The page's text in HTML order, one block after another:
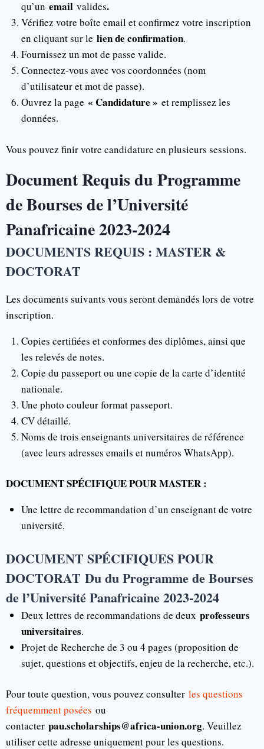
qu’un email valides.
Vérifiez votre boîte email et confirmez votre inscription
en cliquant sur le lien de confirmation.
Fournissez un mot de passe valide.
Connectez-vous avec vos coordonnées (nom
d’utilisateur et mot de passe).
Ouvrez la page « Candidature » et remplissez les
données.
Vous pouvez finir votre candidature en plusieurs sessions.
Document Requis du Programme
de Bourses de l’Université
Panafricaine 2023-2024
DOCUMENTS REQUIS : MASTER &
DOCTORAT
Les documents suivants vous seront demandés lors de votre
inscription.
Copies certifiées et conformes des diplômes, ainsi que
les relevés de notes.
Copie du passeport ou une copie de la carte d’identité
nationale.
Une photo couleur format passeport.
CV détaillé.
Noms de trois enseignants universitaires de référence
(avec leurs adresses emails et numéros WhatsApp).
DOCUMENT SPÉCIFIQUE POUR MASTER :
Une lettre de recommandation d’un enseignant de votre
université.
DOCUMENT SPÉCIFIQUES POUR
DOCTORAT Du du Programme de Bourses
de l’Université Panafricaine 2023-2024
Deux lettres de recommandations de deux professeurs
universitaires.
Projet de Recherche de 3 ou 4 pages (proposition de
sujet, questions et objectifs, enjeu de la recherche, etc.).
Pour toute question, vous pouvez consulter les questions
fréquemment posées ou
contacter pau.scholarships@africa-union.org. Veuillez
utiliser cette adresse uniquement pour les questions.